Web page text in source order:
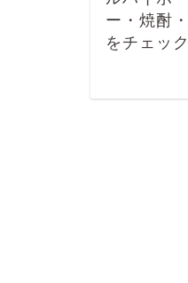
ー・焼酎
をチェック